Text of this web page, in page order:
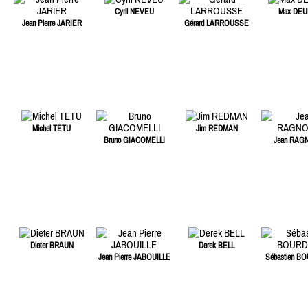
Jean Pierre JARIER
Cyril NEVEU
Gérard LARROUSSE
Max
Michel TETU
Bruno GIACOMELLI
Jim REDMAN
Jean
Dieter BRAUN
Jean Pierre JABOUILLE
Derek BELL
Sébastien